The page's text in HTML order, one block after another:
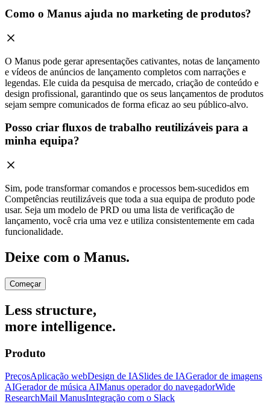
Como o Manus ajuda no marketing de produtos?
O Manus pode gerar apresentações cativantes, notas de lançamento
e vídeos de anúncios de lançamento completos com narrações e
legendas. Ele cuida da pesquisa de mercado, criação de conteúdo e
design profissional, garantindo que os seus lançamentos de produtos
sejam sempre comunicados de forma eficaz ao seu público-alvo.
Posso criar fluxos de trabalho reutilizáveis para a
minha equipa?
Sim, pode transformar comandos e processos bem-sucedidos em
Competências reutilizáveis que toda a sua equipa de produto pode
usar. Seja um modelo de PRD ou uma lista de verificação de
lançamento, você cria uma vez e utiliza consistentemente em cada
funcionalidade.
Deixe com o Manus.
Começar
Less structure,
more intelligence.
Produto
PreçosAplicação webDesign de IASlides de IAGerador de imagens
AIGerador de música AIManus operador do navegadorWide
ResearchMail ManusIntegração com o Slack